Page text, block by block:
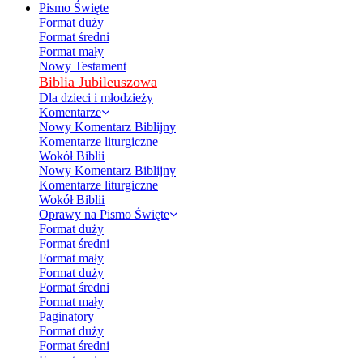
Pismo Święte
Format duży
Format średni
Format mały
Nowy Testament
Biblia Jubileuszowa
Dla dzieci i młodzieży
Komentarze
Nowy Komentarz Biblijny
Komentarze liturgiczne
Wokół Biblii
Nowy Komentarz Biblijny
Komentarze liturgiczne
Wokół Biblii
Oprawy na Pismo Święte
Format duży
Format średni
Format mały
Format duży
Format średni
Format mały
Paginatory
Format duży
Format średni